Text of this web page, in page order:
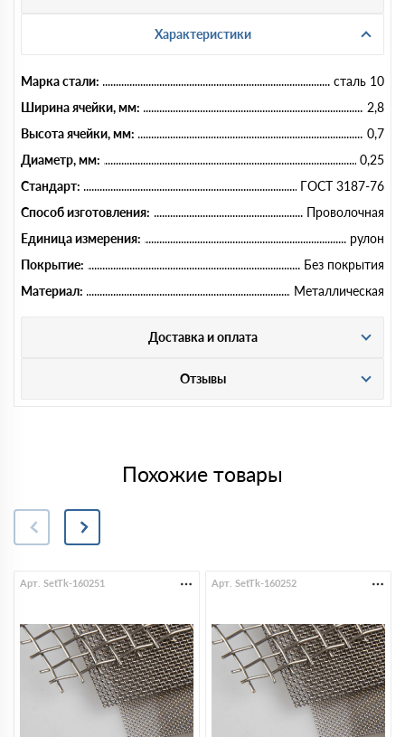
Характеристики
Марка стали:
сталь 10
Ширина ячейки, мм:
2,8
Высота ячейки, мм:
0,7
Диаметр, мм:
0,25
Стандарт:
ГОСТ 3187-76
Способ изготовления:
Проволочная
Единица измерения:
рулон
Покрытие:
Без покрытия
Материал:
Металлическая
Доставка и оплата
Отзывы
Похожие товары
Арт. SetTk-160251 Арт. SetTk-160252